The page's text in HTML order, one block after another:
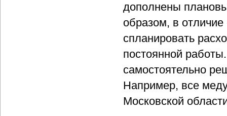
дополнены
образом, в
спланировать
постоянной
самостоятельно
Например, все
Московской